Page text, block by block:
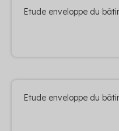
Etude enveloppe du
Etude enveloppe du